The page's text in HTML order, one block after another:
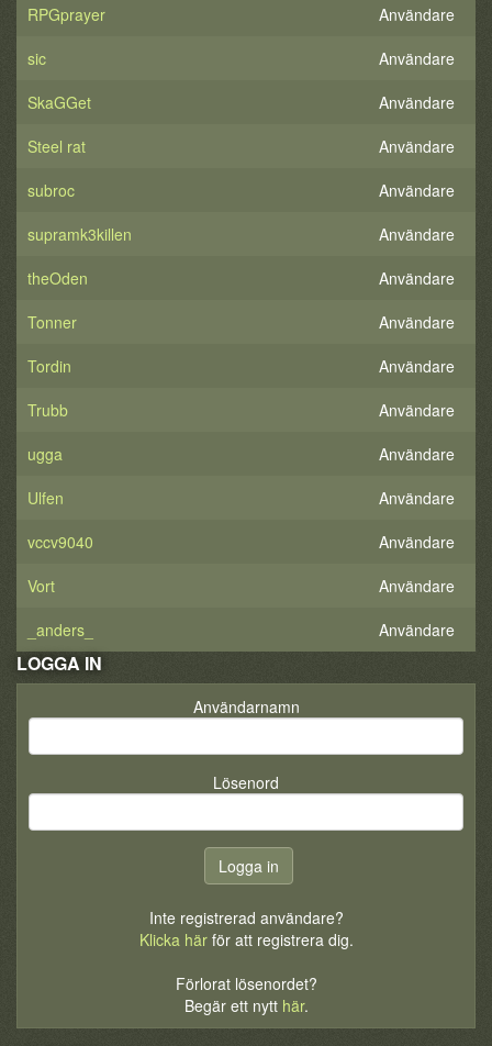
RPGprayer
Användare
sic
Användare
SkaGGet
Användare
Steel rat
Användare
subroc
Användare
supramk3killen
Användare
theOden
Användare
Tonner
Användare
Tordin
Användare
Trubb
Användare
ugga
Användare
Ulfen
Användare
vccv9040
Användare
Vort
Användare
_anders_
Användare
LOGGA IN
Användarnamn
Lösenord
Inte registrerad användare?
Klicka härför att registrera dig.
Förlorat lösenordet?
Begär ett nytt här.